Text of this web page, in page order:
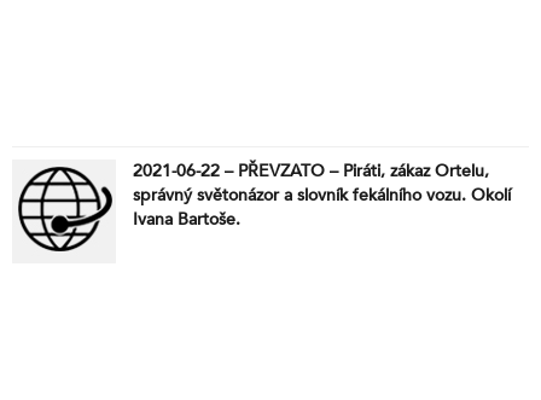
2021-06-22 – PŘEVZATO – Piráti, zákaz Ortelu,
správný světonázor a slovník fekálního vozu. Okolí
Ivana Bartoše.